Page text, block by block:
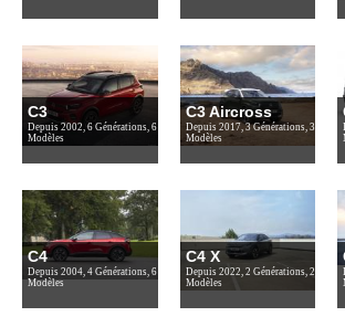
C3
Depuis 2002, 6 Générations, 6
Modèles
C3 Aircross
Depuis 2017, 3 Générations, 3
Modèles
C4
Depuis 2004, 4 Générations, 6
Modèles
C4 X
Depuis 2022, 2 Générations, 2
Modèles